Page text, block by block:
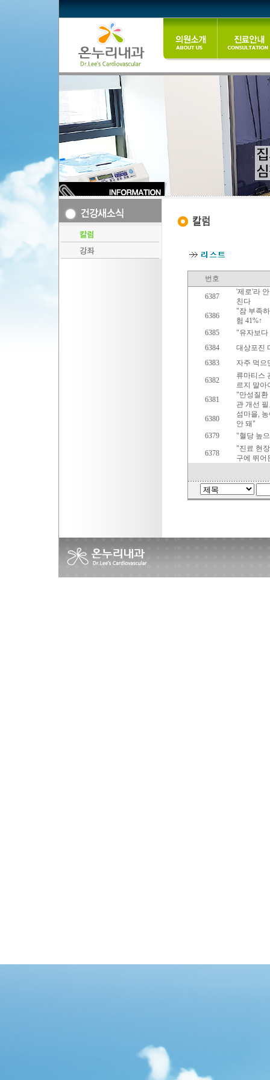
번호
6387
'제로'라
친다
6386
"잠 부족
험 41%↑
6385
"유자보다
6384
대상포진
6383
자주 먹으
6382
류마티스
르지 말아
6381
"만성질환
관 개선 필
6380
섬마을,
안 돼"
6379
"혈당 높
6378
"진료 현
구에 뛰어